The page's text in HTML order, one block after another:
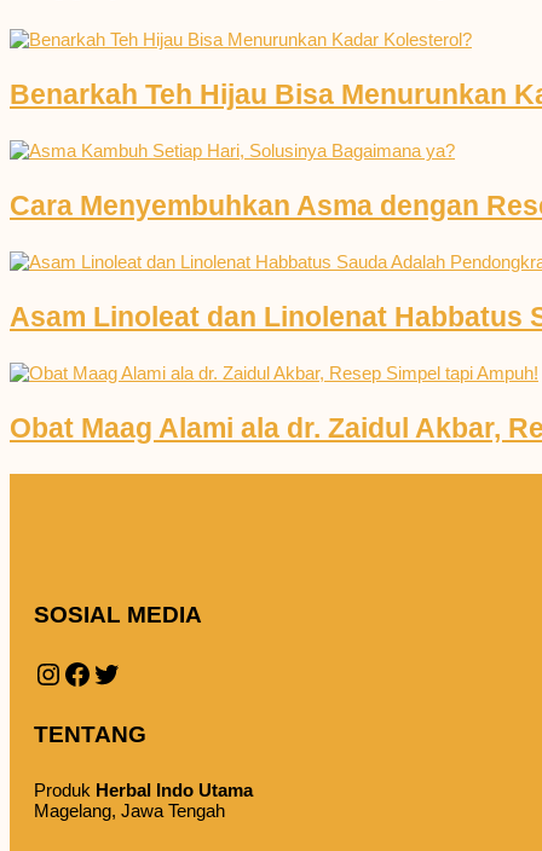
Benarkah Teh Hijau Bisa Menurunkan
Cara Menyembuhkan Asma dengan
Asam Linoleat dan Linolenat Habbatus
Obat Maag Alami ala dr. Zaidul Akbar,
SOSIAL MEDIA
Instagram
Facebook
Twitter
TENTANG
Produk Herbal Indo Utama
Magelang, Jawa Tengah